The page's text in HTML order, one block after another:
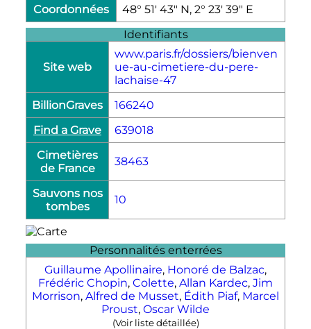
Coordonnées
48° 51′ 43″ N, 2° 23′ 39″ E
Identifiants
Site web
www.paris.fr/dossiers/bienven
ue-au-cimetiere-du-pere-
lachaise-47
BillionGraves
166240
Find a Grave
639018
Cimetières
de France
38463
Sauvons nos
tombes
10
Personnalités enterrées
Guillaume Apollinaire, Honoré de Balzac,
Frédéric Chopin, Colette, Allan Kardec, Jim
Morrison, Alfred de Musset, Édith Piaf, Marcel
Proust, Oscar Wilde
(Voir liste détaillée)